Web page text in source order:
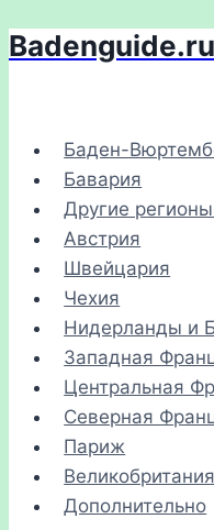
Перейти
Баден-
Бавария
Другие
Австрия
Швейцария
Чехия
Нидерланды и
Западная
Центральная
Северная
Париж
Великобритания
Дополнительно